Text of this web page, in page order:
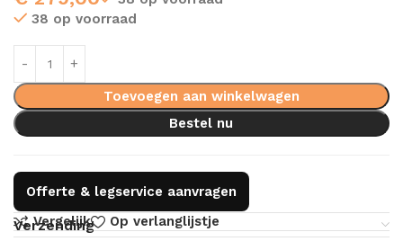
38 op voorraad
Toevoegen aan winkelwagen
Bestel nu
Offerte & legservice aanvragen
Vergelijk
Op verlanglijstje
Verzending